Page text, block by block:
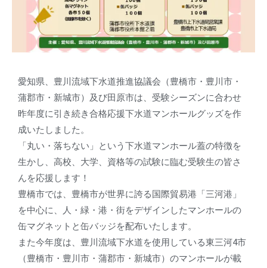
愛知県、豊川流域下水道推進協議会（豊橋市・豊川市・
蒲郡市・新城市）及び田原市は、受験シーズンに合わせ
昨年度に引き続き合格応援下水道マンホールグッズを作
成いたしました。
「丸い・落ちない」という下水道マンホール蓋の特徴を
生かし、高校、大学、資格等の試験に臨む受験生の皆さ
んを応援します！
豊橋市では、豊橋市が世界に誇る国際貿易港「三河港」
を中心に、人・緑・港・街をデザインしたマンホールの
缶マグネットと缶バッジを配布いたします。
また今年度は、豊川流域下水道を使用している東三河4市
（豊橋市・豊川市・蒲郡市・新城市）のマンホールが載